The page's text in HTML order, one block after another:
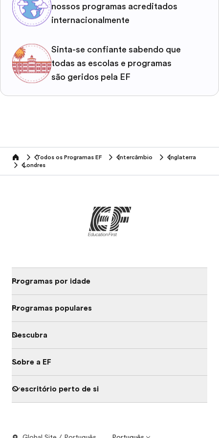
nossos programas acreditados
internacionalmente
Sinta-se confiante sabendo que
todas as escolas e programas
são geridos pela EF
home Todos os Programas EF Intercâmbio
Inglaterra
Londres
Programas por idade
Programas populares
Descubra
Sobre a EF
O escritório perto de si